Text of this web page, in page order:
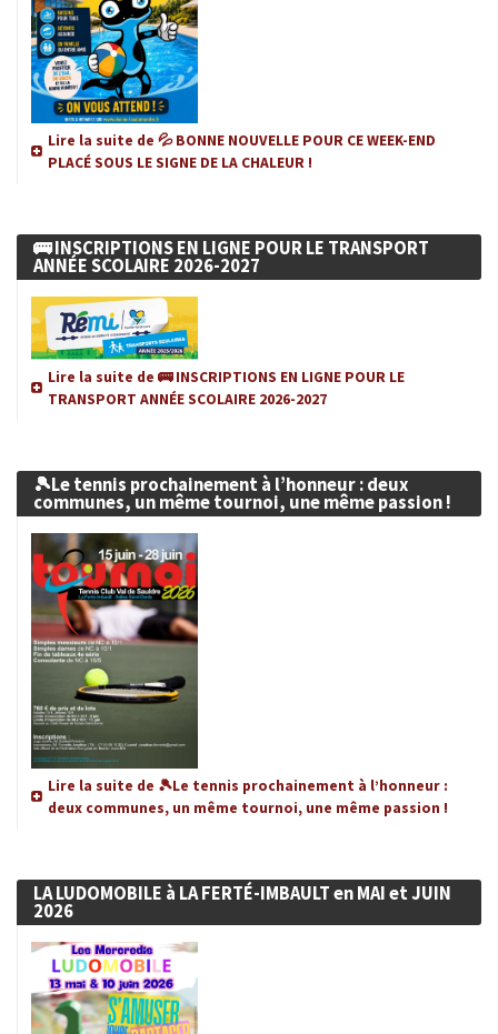
Lire la suite de 💦 BONNE NOUVELLE POUR CE WEEK-END
PLACÉ SOUS LE SIGNE DE LA CHALEUR !
🚌 INSCRIPTIONS EN LIGNE POUR LE TRANSPORT
ANNÉE SCOLAIRE 2026-2027
Lire la suite de 🚌 INSCRIPTIONS EN LIGNE POUR LE
TRANSPORT ANNÉE SCOLAIRE 2026-2027
🎾Le tennis prochainement à l’honneur : deux
communes, un même tournoi, une même passion !
Lire la suite de 🎾Le tennis prochainement à l’honneur :
deux communes, un même tournoi, une même passion !
LA LUDOMOBILE à LA FERTÉ-IMBAULT en MAI et JUIN
2026